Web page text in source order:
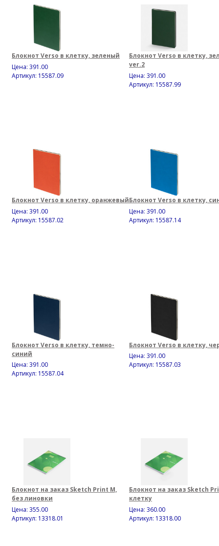
Блокнот Verso в клетку, зеленый
Цена: 391.00
Артикул: 15587.09
Блокнот Verso в клетку,
ver.2
Цена: 391.00
Артикул: 15587.99
Блокнот Verso в клетку, оранжевый
Цена: 391.00
Артикул: 15587.02
Блокнот Verso в клетку,
Цена: 391.00
Артикул: 15587.14
Блокнот Verso в клетку, темно-
синий
Цена: 391.00
Артикул: 15587.04
Блокнот Verso в клетку,
Цена: 391.00
Артикул: 15587.03
Блокнот на заказ Sketch Print M,
без линовки
Цена: 355.00
Артикул: 13318.01
Блокнот на заказ Sketch
клетку
Цена: 360.00
Артикул: 13318.00